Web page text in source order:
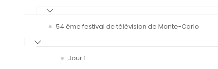
54 ème festival de télévision de Monte-Carlo
Jour 1